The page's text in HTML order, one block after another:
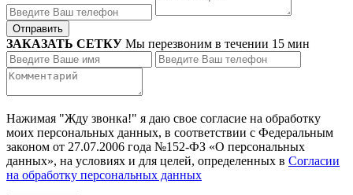
ЗАКАЗАТЬ СЕТКУ Мы перезвоним в течении 15 мин
Нажимая "Жду звонка!" я даю свое согласие на обработку
моих персональных данных, в соответствии с Федеральным
законом от 27.07.2006 года №152-ФЗ «О персональных
данных», на условиях и для целей, определенных в Согласии
на обработку персональных данных